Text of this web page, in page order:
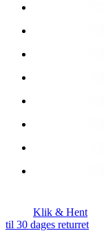
Klik & Hent
til 30 dages returret